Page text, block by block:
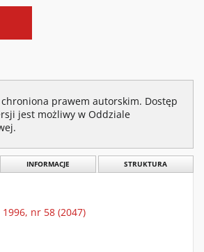
prawem autorskim. Dostęp
jest możliwy w Oddziale
INFORMACJE STRUKTURA
nr 58 (2047)